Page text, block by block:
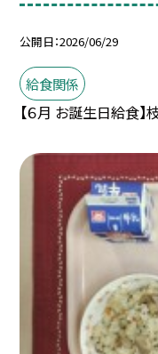
公開日 2026/06/29
給食関係
【６月 お誕生日給食